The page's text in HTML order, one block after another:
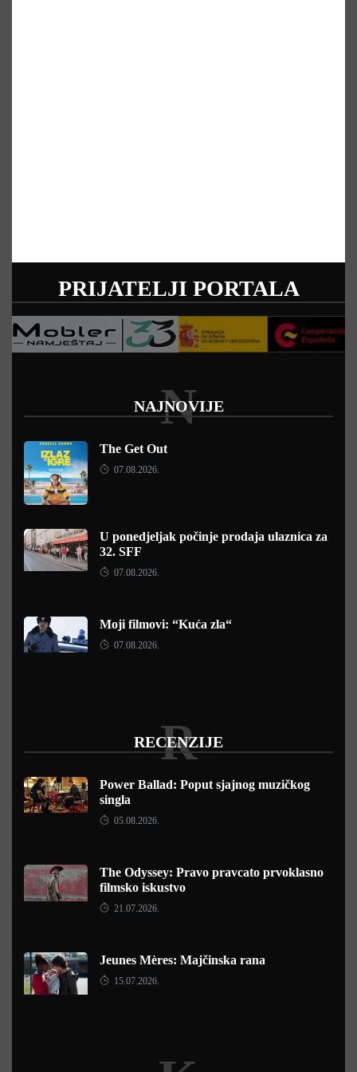
PRIJATELJI PORTALA
NAJNOVIJE
N
The Get Out
07.08.2026.
U ponedjeljak počinje prodaja ulaznica za
32. SFF
07.08.2026.
Moji filmovi: “Kuća zla“
07.08.2026.
RECENZIJE
R
Power Ballad: Poput sjajnog muzičkog
singla
05.08.2026.
The Odyssey: Pravo pravcato prvoklasno
filmsko iskustvo
21.07.2026.
Jeunes Mères: Majčinska rana
15.07.2026.